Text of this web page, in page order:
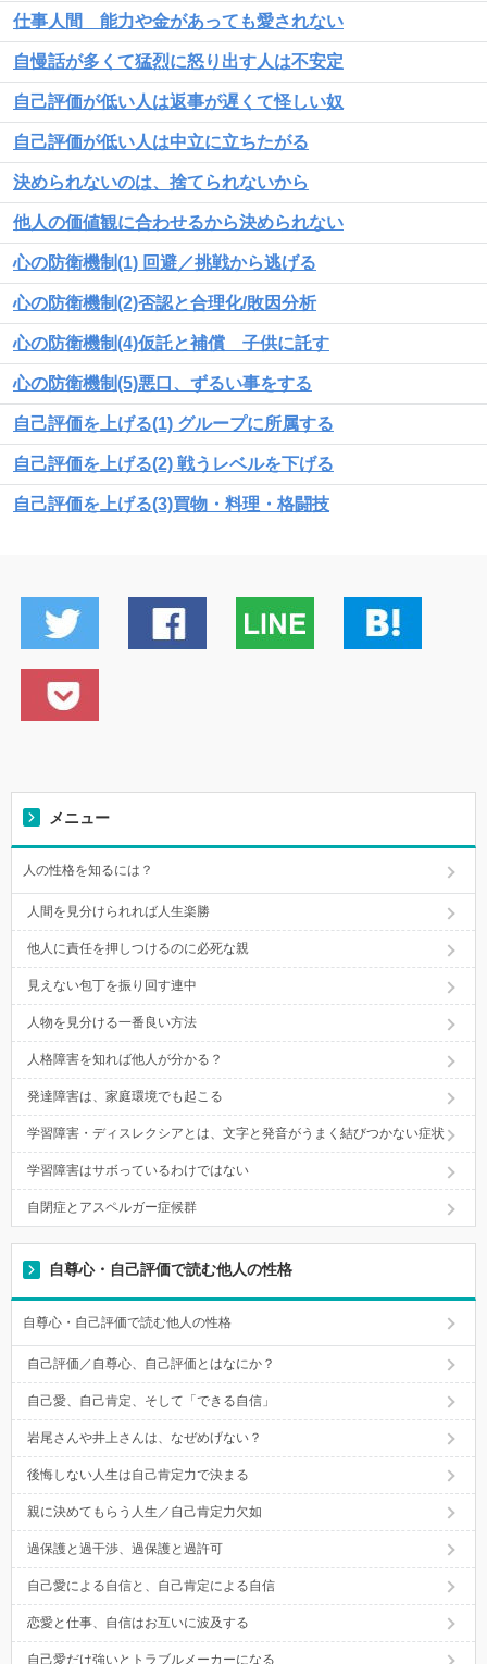
仕事人間 能力や金があっても愛されない
自慢話が多くて猛烈に怒り出す人は不安定
自己評価が低い人は返事が遅くて怪しい奴
自己評価が低い人は中立に立ちたがる
決められないのは、捨てられないから
他人の価値観に合わせるから決められない
心の防衛機制(1) 回避／挑戦から逃げる
心の防衛機制(2)否認と合理化/敗因分析
心の防衛機制(4)仮託と補償 子供に託す
心の防衛機制(5)悪口、ずるい事をする
自己評価を上げる(1) グループに所属する
自己評価を上げる(2) 戦うレベルを下げる
自己評価を上げる(3)買物・料理・格闘技
メニュー
人の性格を知るには？
人間を見分けられれば人生楽勝
他人に責任を押しつけるのに必死な親
見えない包丁を振り回す連中
人物を見分ける一番良い方法
人格障害を知れば他人が分かる？
発達障害は、家庭環境でも起こる
学習障害・ディスレクシアとは、文字と発音がうまく結びつかない症状
学習障害はサボっているわけではない
自閉症とアスペルガー症候群
自尊心・自己評価で読む他人の性格
自尊心・自己評価で読む他人の性格
自己評価／自尊心、自己評価とはなにか？
自己愛、自己肯定、そして「できる自信」
岩尾さんや井上さんは、なぜめげない？
後悔しない人生は自己肯定力で決まる
親に決めてもらう人生／自己肯定力欠如
過保護と過干渉、過保護と過許可
自己愛による自信と、自己肯定による自信
恋愛と仕事、自信はお互いに波及する
自己愛だけ強いとトラブルメーカーになる